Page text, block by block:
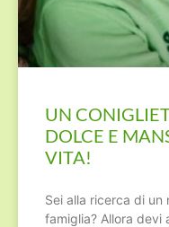
UN
DOLCE E
VITA!
Sei alla ricerca di un
famiglia? Allora devi